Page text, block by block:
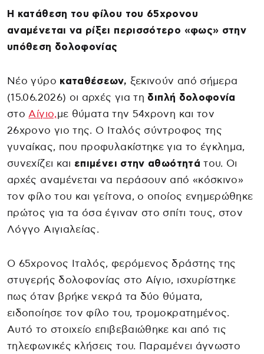
Η κατάθεση του φίλου του 65χρονου
αναμένεται να ρίξει περισσότερο «φως» στην
υπόθεση δολοφονίας
Νέο γύρο καταθέσεων, ξεκινούν από σήμερα
(15.06.2026) οι αρχές για τη διπλή δολοφονία
στο Αίγιο,με θύματα την 54χρονη και τον
26χρονο γιο της. Ο Ιταλός σύντροφος της
γυναίκας, που προφυλακίστηκε για το έγκλημα,
συνεχίζει και επιμένει στην αθωότητά του. Οι
αρχές αναμένεται να περάσουν από «κόσκινο»
τον φίλο του και γείτονα, ο οποίος ενημερώθηκε
πρώτος για τα όσα έγιναν στο σπίτι τους, στον
Λόγγο Αιγιαλείας.
Ο 65χρονος Ιταλός, φερόμενος δράστης της
στυγερής δολοφονίας στο Αίγιο, ισχυρίστηκε
πως όταν βρήκε νεκρά τα δύο θύματα,
ειδοποίησε τον φίλο του, τρομοκρατημένος.
Αυτό το στοιχείο επιβεβαιώθηκε και από τις
τηλεφωνικές κλήσεις του. Παραμένει άγνωστο